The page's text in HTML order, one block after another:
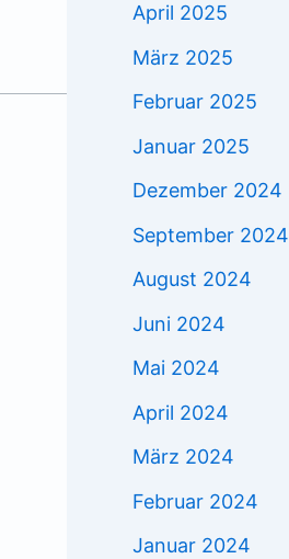
April 2025
März 2025
Februar 2025
Januar 2025
Dezember 2024
September 2024
August 2024
Juni 2024
Mai 2024
April 2024
März 2024
Februar 2024
Januar 2024